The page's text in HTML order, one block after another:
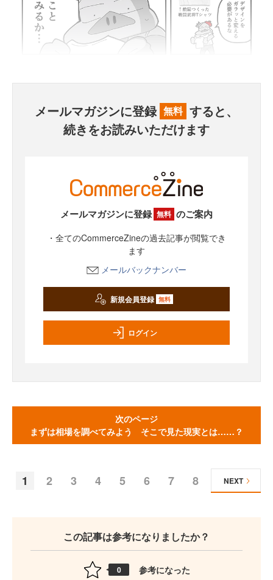
メールマガジンに登録 無料 すると、
続きをお読みいただけます
メールマガジンに登録 無料 のご案内
・全てのCommerceZineの過去記事が閲覧でき
ます
メールバックナンバー
新規会員登録 無料
ログイン
次のページ
まずは相場を調べてみよう そこで見た現実とは……？
1 2 3 4 5 6 7 8 NEXT
この記事は参考になりましたか？
0 参考になった